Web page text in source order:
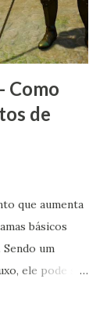
Como
de
que aumenta
básicos
um
ele pode ser